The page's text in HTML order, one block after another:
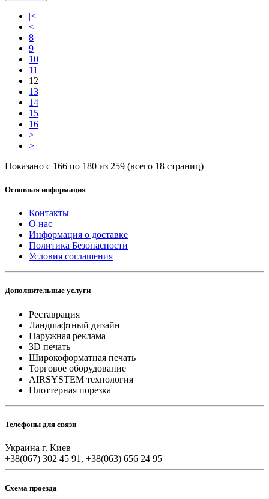
|<
<
8
9
10
11
12
13
14
15
16
>
>|
Показано с 166 по 180 из 259 (всего 18 страниц)
Основная информация
Контакты
О нас
Информация о доставке
Политика Безопасности
Условия соглашения
Дополнительные услуги
Реставрация
Ландшафтный дизайн
Наружная реклама
3D печать
Широкоформатная печать
Торговое оборудование
AIRSYSTEM технология
Плоттерная порезка
Телефоны для связи
Украина г. Киев
+38(067) 302 45 91, +38(063) 656 24 95
Схема проезда